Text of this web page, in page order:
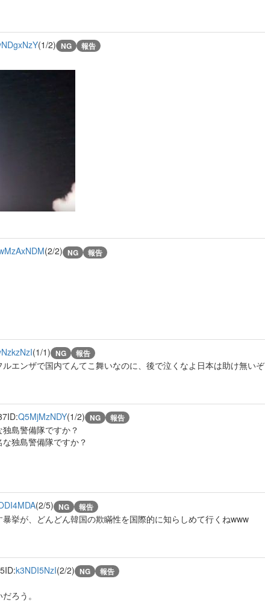
(1/2) NG 報告
(2/2) NG 報告
(1/1) NG 報告
エンザで国内てんてこ舞いなのに、後で泣くなよ日本は助け無いぞ
ID:Q5MjMzNDY(1/2) NG 報告
島警備隊ですか？
独島警備隊ですか？
(2/5) NG 報告
挙が、どんどん韓国の欺瞞性を国際的に知らしめて行くねwww
ID:k3NDI5NzI(2/2) NG 報告
ろう。